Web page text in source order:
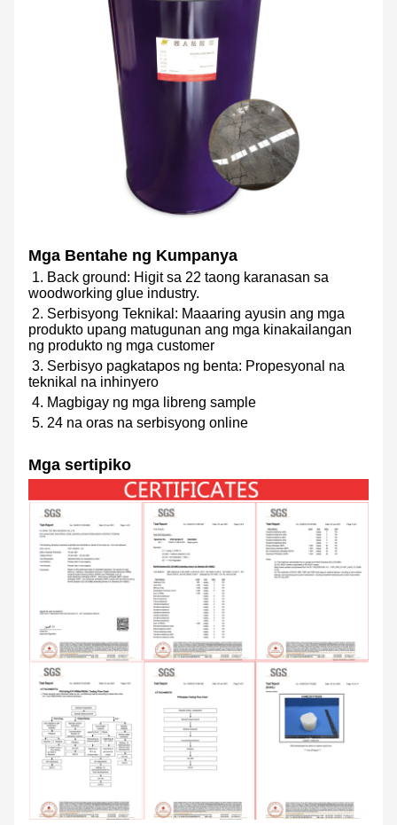
Mga Bentahe ng Kumpanya
1. Back ground: Higit sa 22 taong karanasan sa
woodworking glue industry.
2. Serbisyong Teknikal: Maaaring ayusin ang mga
produkto upang matugunan ang mga kinakailangan
ng produkto ng mga customer
3. Serbisyo pagkatapos ng benta: Propesyonal na
teknikal na inhinyero
4. Magbigay ng mga libreng sample
5. 24 na oras na serbisyong online
Mga sertipiko